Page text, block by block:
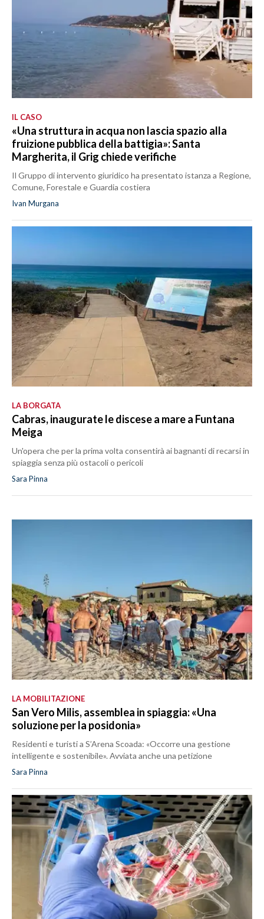
IL CASO
«Una struttura in acqua non lascia spazio alla
fruizione pubblica della battigia»: Santa
Margherita, il Grig chiede verifiche
Il Gruppo di intervento giuridico ha presentato istanza a Regione,
Comune, Forestale e Guardia costiera
Ivan Murgana
LA BORGATA
Cabras, inaugurate le discese a mare a Funtana
Meiga
Un'opera che per la prima volta consentirà ai bagnanti di recarsi in
spiaggia senza più ostacoli o pericoli
Sara Pinna
LA MOBILITAZIONE
San Vero Milis, assemblea in spiaggia: «Una
soluzione per la posidonia»
Residenti e turisti a S’Arena Scoada: «Occorre una gestione
intelligente e sostenibile». Avviata anche una petizione
Sara Pinna